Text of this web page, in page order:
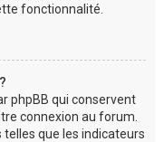
fonctionnalité.
phpBB qui conservent
connexion au forum.
que les indicateurs